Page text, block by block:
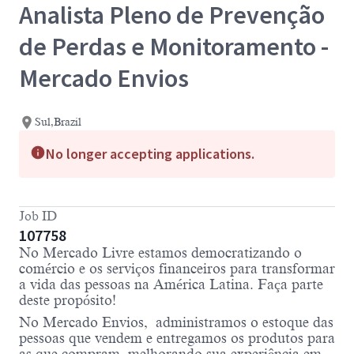
Analista Pleno de Prevenção
de Perdas e Monitoramento -
Mercado Envios
Sul,Brazil
No longer accepting applications.
Job ID
107758
No Mercado Livre estamos democratizando o
comércio e os serviços financeiros para transformar
a vida das pessoas na América Latina. Faça parte
deste propósito!
No Mercado Envios, administramos o estoque das
pessoas que vendem e entregamos os produtos para